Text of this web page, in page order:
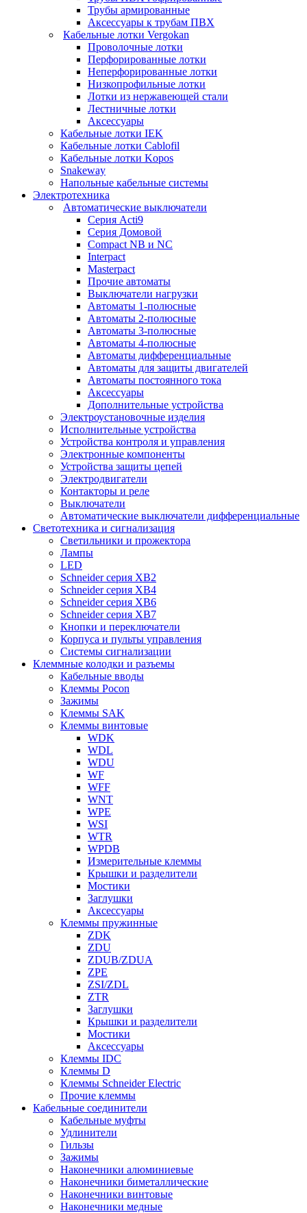
Трубы армированные
Аксессуары к трубам ПВХ
Кабельные лотки Vergokan
Проволочные лотки
Перфорированные лотки
Неперфорированные лотки
Низкопрофильные лотки
Лотки из нержавеющей стали
Лестничные лотки
Аксессуары
Кабельные лотки IEK
Кабельные лотки Cablofil
Кабельные лотки Kopos
Snakeway
Напольные кабельные системы
Электротехника
Автоматические выключатели
Серия Acti9
Серия Домовой
Compact NB и NC
Interpact
Masterpact
Прочие автоматы
Выключатели нагрузки
Автоматы 1-полюсные
Автоматы 2-полюсные
Автоматы 3-полюсные
Автоматы 4-полюсные
Автоматы дифференциальные
Автоматы для защиты двигателей
Автоматы постоянного тока
Аксессуары
Дополнительные устройства
Электроустановочные изделия
Исполнительные устройства
Устройства контроля и управления
Электронные компоненты
Устройства защиты цепей
Электродвигатели
Контакторы и реле
Выключатели
Автоматические выключатели дифференциальные
Светотехника и сигнализация
Светильники и прожектора
Лампы
LED
Schneider серия XB2
Schneider серия XB4
Schneider серия XB6
Schneider серия XB7
Кнопки и переключатели
Корпуса и пульты управления
Системы сигнализации
Клеммные колодки и разъемы
Кабельные вводы
Клеммы Pocon
Зажимы
Клеммы SAK
Клеммы винтовые
WDK
WDL
WDU
WF
WFF
WNT
WPE
WSI
WTR
WPDB
Измерительные клеммы
Крышки и разделители
Мостики
Заглушки
Аксессуары
Клеммы пружинные
ZDK
ZDU
ZDUB/ZDUA
ZPE
ZSI/ZDL
ZTR
Заглушки
Крышки и разделители
Мостики
Аксессуары
Клеммы IDC
Клеммы D
Клеммы Schneider Electric
Прочие клеммы
Кабельные соединители
Кабельные муфты
Удлинители
Гильзы
Зажимы
Наконечники алюминиевые
Наконечники биметаллические
Наконечники винтовые
Наконечники медные